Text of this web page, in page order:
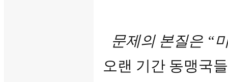
문제의 본질은 “
오랜 기간 동맹국